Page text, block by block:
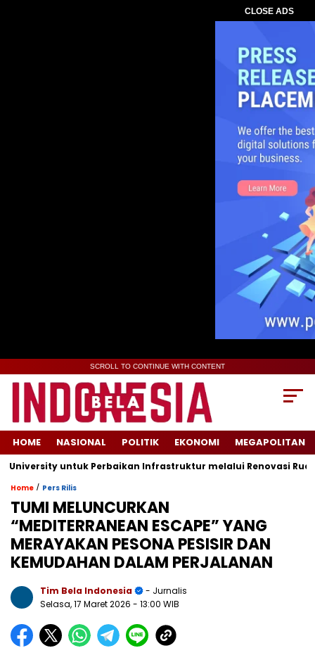
CLOSE ADS
SCROLL TO CONTINUE WITH CONTENT
HOME NASIONAL POLITIK EKONOMI MEGAPOLITAN
untuk Perbaikan Infrastruktur melalui Renovasi Ruang
Home / Pers Rilis
TUMI MELUNCURKAN
“MEDITERRANEAN ESCAPE” YANG
MERAYAKAN PESONA PESISIR DAN
KEMUDAHAN DALAM PERJALANAN
Tim Bela Indonesia
- Jurnalis
Selasa, 17 Maret 2026 - 13:00 WIB